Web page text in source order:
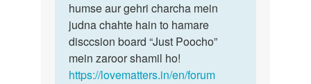
humse aur gehri charcha mein
judna chahte hain to hamare
disccsion board “Just Poocho”
mein zaroor shamil ho!
https://lovematters.in/en/forum